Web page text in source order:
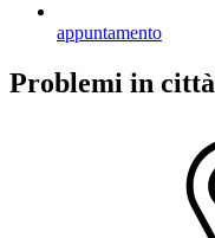
appuntamento
Problemi in città